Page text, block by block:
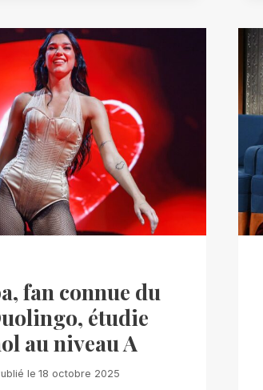
fan connue du
étudie
au niveau A
le 18 octobre 2025